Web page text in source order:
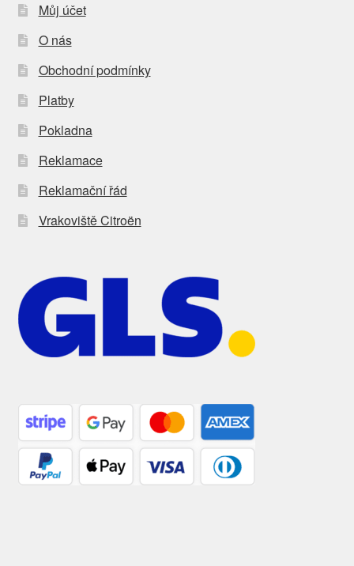
Můj účet
O nás
Obchodní podmínky
Platby
Pokladna
Reklamace
Reklamační řád
Vrakoviště Citroën